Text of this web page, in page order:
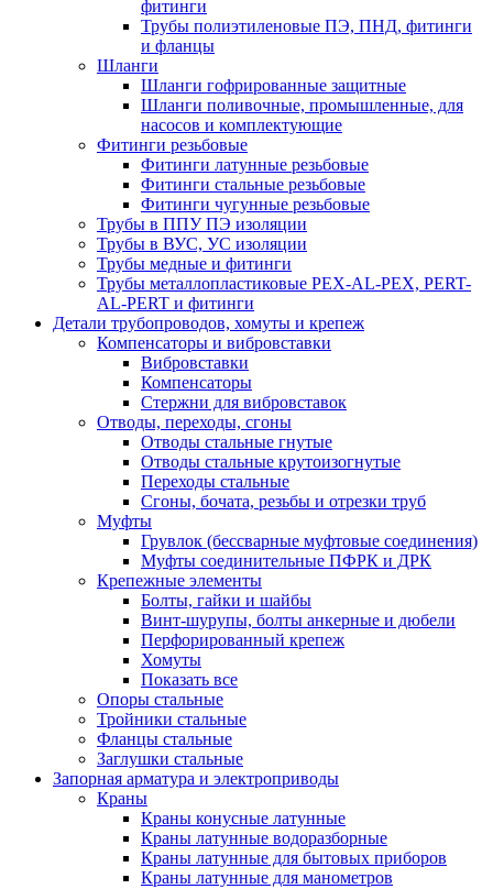
фитинги
Трубы полиэтиленовые ПЭ, ПНД, фитинги
и фланцы
Шланги
Шланги гофрированные защитные
Шланги поливочные, промышленные, для
насосов и комплектующие
Фитинги резьбовые
Фитинги латунные резьбовые
Фитинги стальные резьбовые
Фитинги чугунные резьбовые
Трубы в ППУ ПЭ изоляции
Трубы в ВУС, УС изоляции
Трубы медные и фитинги
Трубы металлопластиковые PEX-AL-PEX, PERT-
AL-PERT и фитинги
Детали трубопроводов, хомуты и крепеж
Компенсаторы и вибровставки
Вибровставки
Компенсаторы
Стержни для вибровставок
Отводы, переходы, сгоны
Отводы стальные гнутые
Отводы стальные крутоизогнутые
Переходы стальные
Сгоны, бочата, резьбы и отрезки труб
Муфты
Грувлок (бессварные муфтовые соединения)
Муфты соединительные ПФРК и ДРК
Крепежные элементы
Болты, гайки и шайбы
Винт-шурупы, болты анкерные и дюбели
Перфорированный крепеж
Хомуты
Показать все
Опоры стальные
Тройники стальные
Фланцы стальные
Заглушки стальные
Запорная арматура и электроприводы
Краны
Краны конусные латунные
Краны латунные водоразборные
Краны латунные для бытовых приборов
Краны латунные для манометров